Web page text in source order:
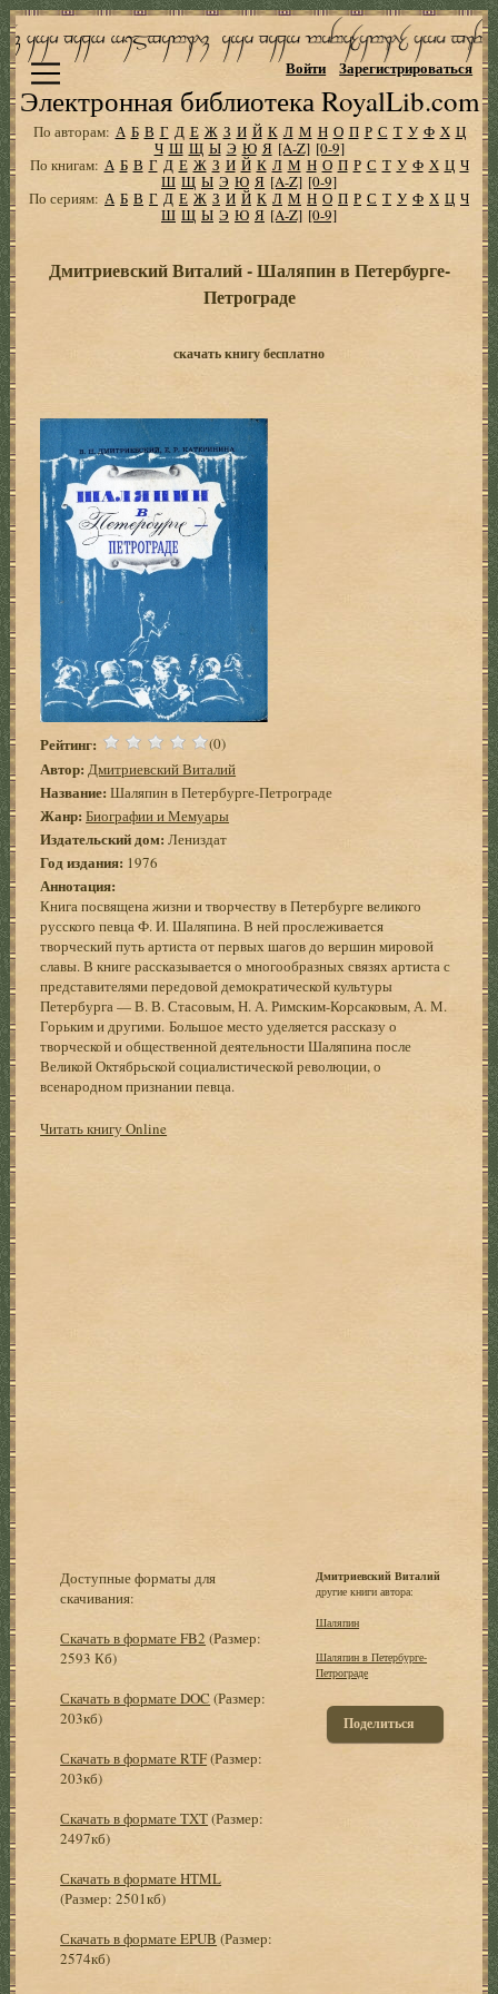
Электронная библиотека RoyalLib.com
Войти Зарегистрироваться
По авторам: А Б В Г Д Е Ж З И Й К Л М Н О П Р С Т У Ф Х Ц
Ч Ш Щ Ы Э Ю Я [A-Z] [0-9]
По книгам: А Б В Г Д Е Ж З И Й К Л М Н О П Р С Т У Ф Х Ц Ч
Ш Щ Ы Э Ю Я [A-Z] [0-9]
По сериям: А Б В Г Д Е Ж З И Й К Л М Н О П Р С Т У Ф Х Ц Ч
Ш Щ Ы Э Ю Я [A-Z] [0-9]
Дмитриевский Виталий - Шаляпин в Петербурге-
Петрограде
скачать книгу бесплатно
Рейтинг: (0)
Автор: Дмитриевский Виталий
Название: Шаляпин в Петербурге-Петрограде
Жанр: Биографии и Мемуары
Издательский дом: Лениздат
Год издания: 1976
Аннотация:
Книга посвящена жизни и творчеству в Петербурге великого
русского певца Ф. И. Шаляпина. В ней прослеживается
творческий путь артиста от первых шагов до вершин мировой
славы. В книге рассказывается о многообразных связях артиста с
представителями передовой демократической культуры
Петербурга — В. В. Стасовым, Н. А. Римским-Корсаковым, А. М.
Горьким и другими. Большое место уделяется рассказу о
творческой и общественной деятельности Шаляпина после
Великой Октябрьской социалистической революции, о
всенародном признании певца.
Читать книгу Online
Доступные форматы для
скачивания:
Скачать в формате FB2 (Размер:
2593 Кб)
Скачать в формате DOC (Размер:
203кб)
Скачать в формате RTF(Размер:
203кб)
Скачать в формате TXT(Размер:
2497кб)
Скачать в формате HTML
(Размер: 2501кб)
Скачать в формате EPUB (Размер:
2574кб)
Дмитриевский Виталий
другие книги автора:
Шаляпин
Шаляпин в Петербурге-
Петрограде
Поделиться